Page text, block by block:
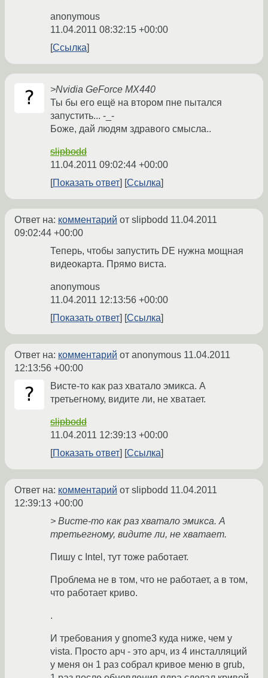
anonymous
11.04.2011 08:32:15 +00:00
Ссылка
>Nvidia GeForce MX440
Ты бы его ещё на втором пне пытался
запустить... -_-
Боже, дай людям здравого смысла..
slipbodd
11.04.2011 09:02:44 +00:00
Показать ответ
Ссылка
Ответ на: комментарий от slipbodd 11.04.2011
09:02:44 +00:00
Теперь, чтобы запустить DE нужна мощная
видеокарта. Прямо виста.
anonymous
11.04.2011 12:13:56 +00:00
Показать ответ
Ссылка
Ответ на: комментарий от anonymous 11.04.2011
12:13:56 +00:00
Висте-то как раз хватало эмикса. А
третьегному, видите ли, не хватает.
slipbodd
11.04.2011 12:39:13 +00:00
Показать ответ
Ссылка
Ответ на: комментарий от slipbodd 11.04.2011
12:39:13 +00:00
> Висте-то как раз хватало эмикса. А
третьегному, видите ли, не хватает.
Пишу с Intel, тут тоже работает.
Проблема не в том, что не работает, а в том,
что работает криво.
.
И требования у gnome3 куда ниже, чем у
vista. Просто арч - это арч, из 4 инсталляций
у меня он 1 раз собрал кривое меню в grub,